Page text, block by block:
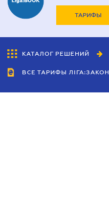
ТАРИФЫ
КАТАЛОГ РЕШЕНИЙ
ВСЕ ТАРИФЫ ЛІГА:ЗАКОН